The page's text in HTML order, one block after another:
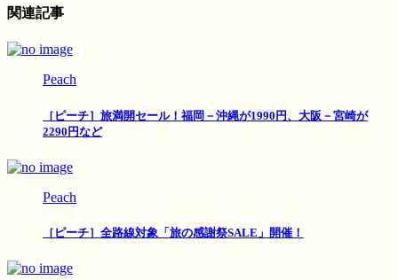
関連記事
Peach
［ピーチ］旅満開セール！福岡－沖縄が1990円、大阪－宮崎が
2290円など
Peach
［ピーチ］全路線対象「旅の感謝祭SALE」開催！